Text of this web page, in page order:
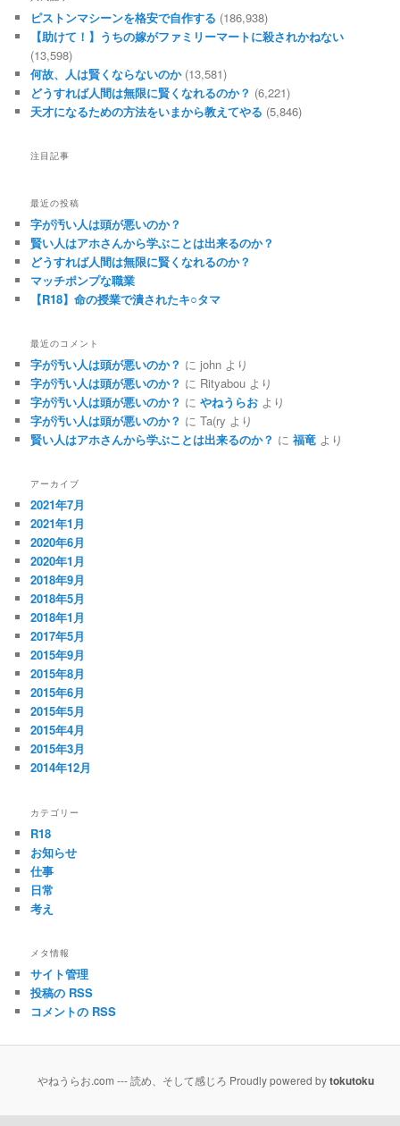
ピストンマシーンを格安で自作する (186,938)
【助けて！】うちの嫁がファミリーマートに殺されかねない
(13,598)
何故、人は賢くならないのか (13,581)
どうすれば人間は無限に賢くなれるのか？ (6,221)
天才になるための方法をいまから教えてやる (5,846)
注目記事
最近の投稿
字が汚い人は頭が悪いのか？
賢い人はアホさんから学ぶことは出来るのか？
どうすれば人間は無限に賢くなれるのか？
マッチポンプな職業
【R18】命の授業で潰されたキ○タマ
最近のコメント
字が汚い人は頭が悪いのか？ にjohn より
字が汚い人は頭が悪いのか？ に Rityabou より
字が汚い人は頭が悪いのか？ にやねうらお より
字が汚い人は頭が悪いのか？ にTa(ry より
賢い人はアホさんから学ぶことは出来るのか？ に福竜 より
アーカイブ
2021年7月
2021年1月
2020年6月
2020年1月
2018年9月
2018年5月
2018年1月
2017年5月
2015年9月
2015年8月
2015年6月
2015年5月
2015年4月
2015年3月
2014年12月
カテゴリー
R18
お知らせ
仕事
日常
考え
メタ情報
サイト管理
投稿の RSS
コメントの RSS
やねうらお.com --- 読め、そして感じろ Proudly powered bytokutoku